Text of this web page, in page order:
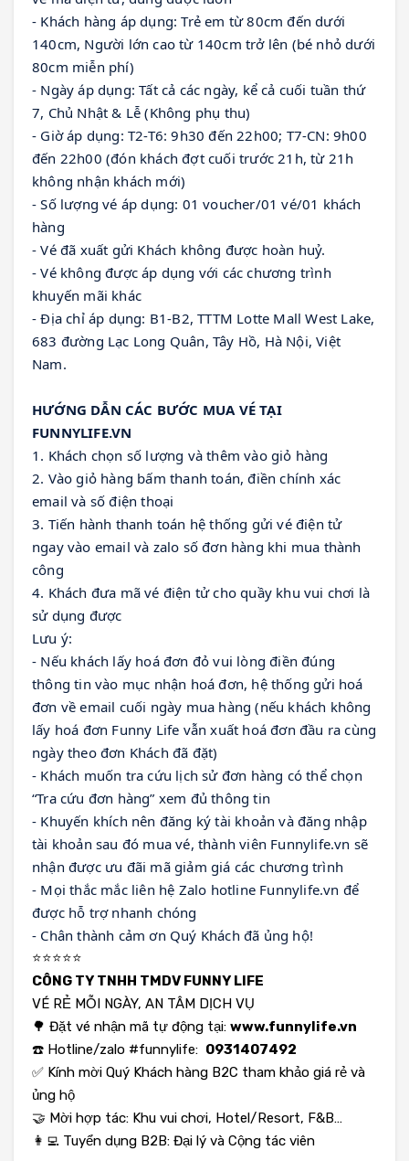
- Khách hàng áp dụng: Trẻ em từ 80cm đến dưới
140cm, Người lớn cao từ 140cm trở lên (bé nhỏ dưới
80cm miễn phí)
- Ngày áp dụng: Tất cả các ngày, kể cả cuối tuần thứ
7, Chủ Nhật & Lễ (Không phụ thu)
- Giờ áp dụng: T2-T6: 9h30 đến 22h00; T7-CN: 9h00
đến 22h00 (đón khách đợt cuối trước 21h, từ 21h
không nhận khách mới)
- Số lượng vé áp dụng: 01 voucher/01 vé/01 khách
hàng
- Vé đã xuất gửi Khách không được hoàn huỷ.
- Vé không được áp dụng với các chương trình
khuyến mãi khác
- Địa chỉ áp dụng: B1-B2, TTTM Lotte Mall West Lake,
683 đường Lạc Long Quân, Tây Hồ, Hà Nội, Việt
Nam.
HƯỚNG DẪN CÁC BƯỚC MUA VÉ TẠI
FUNNYLIFE.VN
1. Khách chọn số lượng và thêm vào giỏ hàng
2. Vào giỏ hàng bấm thanh toán, điền chính xác
email và số điện thoại
3. Tiến hành thanh toán hệ thống gửi vé điện tử
ngay vào email và zalo số đơn hàng khi mua thành
công
4. Khách đưa mã vé điện tử cho quầy khu vui chơi là
sử dụng được
Lưu ý:
- Nếu khách lấy hoá đơn đỏ vui lòng điền đúng
thông tin vào mục nhận hoá đơn, hệ thống gửi hoá
đơn về email cuối ngày mua hàng (nếu khách không
lấy hoá đơn Funny Life vẫn xuất hoá đơn đầu ra cùng
ngày theo đơn Khách đã đặt)
- Khách muốn tra cứu lịch sử đơn hàng có thể chọn
“Tra cứu đơn hàng” xem đủ thông tin
- Khuyến khích nên đăng ký tài khoản và đăng nhập
tài khoản sau đó mua vé, thành viên Funnylife.vn sẽ
nhận được ưu đãi mã giảm giá các chương trình
- Mọi thắc mắc liên hệ Zalo hotline Funnylife.vn để
được hỗ trợ nhanh chóng
- Chân thành cảm ơn Quý Khách đã ủng hộ!
⭐️⭐️⭐️⭐️⭐️
CÔNG TY TNHH TMDV FUNNY LIFE
VÉ RẺ MỖI NGÀY, AN TÂM DỊCH VỤ
🌳 Đặt vé nhận mã tự động tại: www.funnylife.vn
☎️ Hotline/zalo #funnylife: 0931407492
✅ Kính mời Quý Khách hàng B2C tham khảo giá rẻ và
ủng hộ
🤝 Mời hợp tác: Khu vui chơi, Hotel/Resort, F&B…
👩‍💻 Tuyển dụng B2B: Đại lý và Cộng tác viên